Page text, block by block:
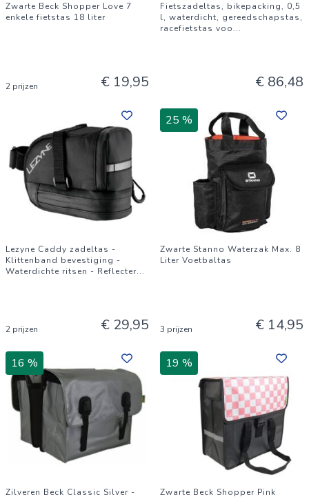
Zwarte Beck Shopper Love 7
enkele fietstas 18 liter
2 prijzen € 19,95
Fietszadeltas, bikepacking, 0,5
l, waterdicht, gereedschapstas,
racefietstas voo...
€ 86,48
Lezyne Caddy zadeltas -
Klittenband bevestiging -
Waterdichte ritsen - Reflecter...
2 prijzen € 29,95
25 %
Zwarte Stanno Waterzak Max. 8
Liter Voetbaltas
3 prijzen € 14,95
16 %
Zilveren Beck Classic Silver -
19 %
Zwarte Beck Shopper Pink